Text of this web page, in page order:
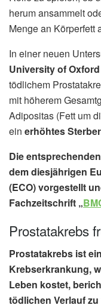
herum ansammelt
Menge an Körperfett
In einer neuen
University of Oxford
tödlichem
mit höherem
Adipositas (Fett um
ein erhöhtes
Die
dem diesjährigen
(ECO) vorgestellt
Fachzeitschrift „
Prostatakrebs
Prostatakrebs ist
Krebserkrankung,
Leben kostet,
tödlichen Verlauf